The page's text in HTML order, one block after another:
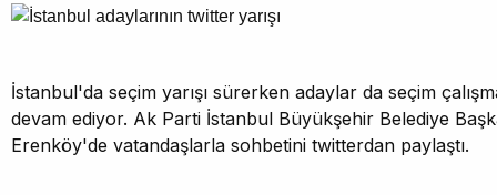
İstanbul'da seçim yarışı sürerken adaylar da seçim
devam ediyor. Ak Parti İstanbul Büyükşehir Belediye
Erenköy'de vatandaşlarla sohbetini twitterdan paylaştı.